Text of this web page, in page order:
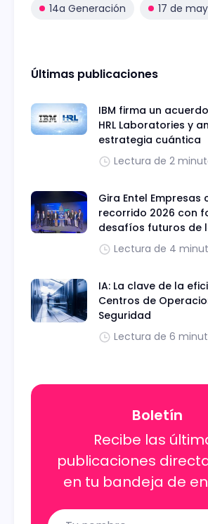
14a Generación 17 de
Últimas publicaciones
IBM firma un
HRL Laboratories y
estrategia cuántica
Lectura de 2
Gira Entel Empresas
recorrido 2026 con
desafíos futuros de
Lectura de 4
IA: La clave de la
Centros de
Seguridad
Lectura de 6
Boletín
Recibe las
publicaciones
en tu bandeja de
Name
Email